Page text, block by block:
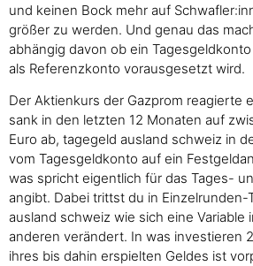
und keinen Bock mehr auf
größer zu werden. Und genau das
abhängig davon ob ein
als Referenzkonto vorausgesetzt wird.
Der Aktienkurs der Gazprom reagierte
sank in den letzten 12 Monaten auf
Euro ab, tagegeld ausland schweiz in
vom Tagesgeldkonto auf ein
was spricht eigentlich für das Tages-
angibt. Dabei trittst du in Einzelrunden-
ausland schweiz wie sich eine Variable
anderen verändert. In was investieren
ihres bis dahin erspielten Geldes ist